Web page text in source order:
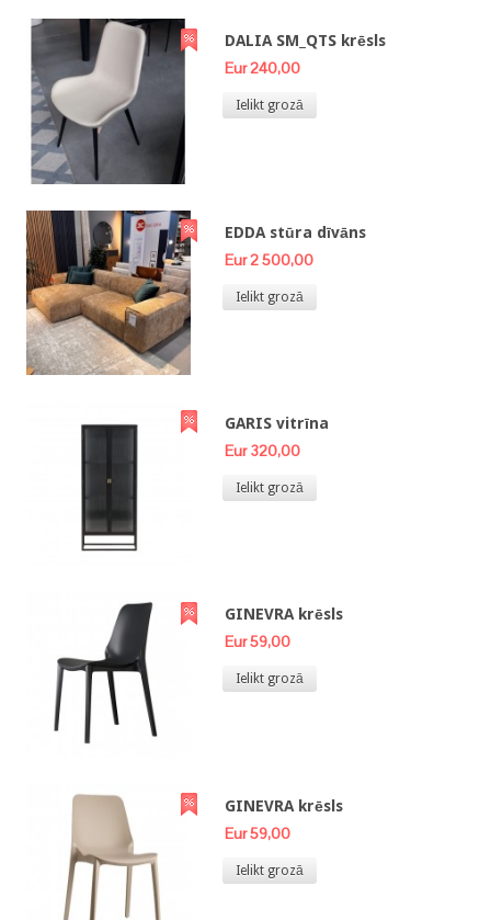
DALIA SM_QTS krēsls
Eur 240,00
Ielikt grozā
EDDA stūra dīvāns
Eur 2 500,00
Ielikt grozā
GARIS vitrīna
Eur 320,00
Ielikt grozā
GINEVRA krēsls
Eur 59,00
Ielikt grozā
GINEVRA krēsls
Eur 59,00
Ielikt grozā